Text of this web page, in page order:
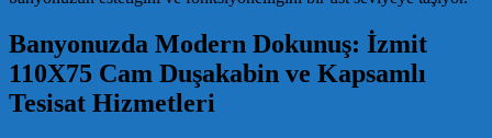
Banyonuzda Modern Dokunuş: İzmit
110X75 Cam Duşakabin ve Kapsamlı
Tesisat Hizmetleri